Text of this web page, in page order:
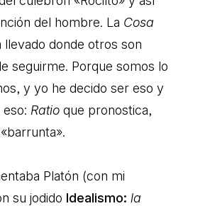
del hombre. La Cosa
llevado donde otros son
seguirme. Porque somos lo
y yo he decido ser eso y
Ratio que pronostica,
Platón (con mi
su jodido Idealismo: la